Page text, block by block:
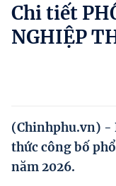
Tham vấn chính
Người dân góp ý
Hướng dẫn thực
Phát triển kinh tế
Chi tiết
NGHIỆP
(Chinhphu.vn) -
thức công bố
năm 2026.